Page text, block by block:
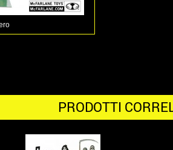
PRODOTTI